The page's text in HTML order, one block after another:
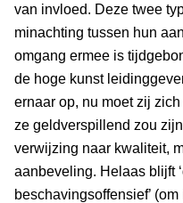
van invloed. Deze twee
minachting tussen hun
omgang ermee is
de hoge kunst
ernaar op, nu moet zij
ze geldverspillend zou
verwijzing naar kwaliteit,
aanbeveling. Helaas blijft
beschavingsoffensief’